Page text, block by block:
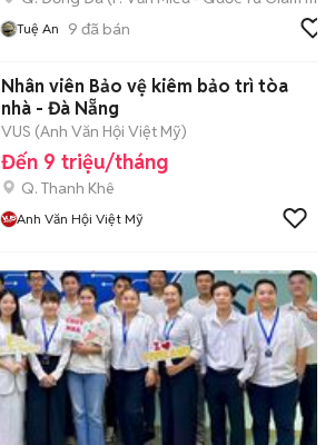
Tuệ An 9 đã bán
Nhân viên Bảo vệ kiêm bảo trì tòa
nhà - Đà Nẵng
VUS (Anh Văn Hội Việt Mỹ)
Đến 9 triệu/tháng
Q. Thanh Khê
Anh Văn Hội Việt Mỹ